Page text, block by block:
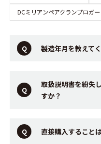
DCミリアンペアクランプロガー
製造年月を教えてく
取扱説明書を紛失
すか？
直接購入すること